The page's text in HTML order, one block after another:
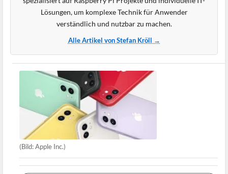
Lösungen, um komplexe Technik für Anwender
verständlich und nutzbar zu machen.
Alle Artikel von Stefan Kröll →
(Bild: Apple Inc.)